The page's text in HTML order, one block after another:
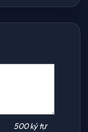
500 ký tự